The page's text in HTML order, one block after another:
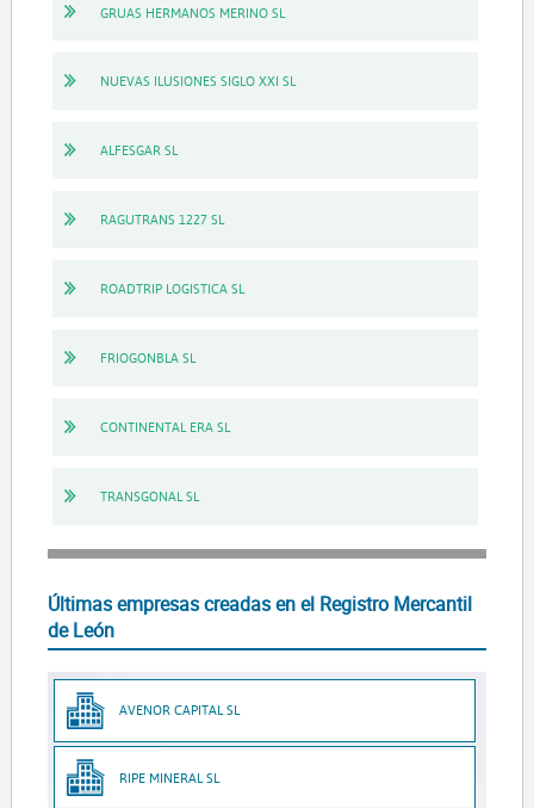
GRUAS HERMANOS MERINO SL
NUEVAS ILUSIONES SIGLO XXI SL
ALFESGAR SL
RAGUTRANS 1227 SL
ROADTRIP LOGISTICA SL
FRIOGONBLA SL
CONTINENTAL ERA SL
TRANSGONAL SL
Últimas empresas creadas en el Registro Mercantil
de León
AVENOR CAPITAL SL
RIPE MINERAL SL